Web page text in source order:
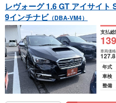
レヴォーグ 1.6 GT アイサイト
9インチナビ（DBA-VM4）
支払
139
車両価格
127.8
年式
車検
整備